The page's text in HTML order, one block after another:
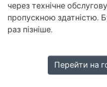
через технічне
пропускною здатністю.
раз пізніше.
Перейти на